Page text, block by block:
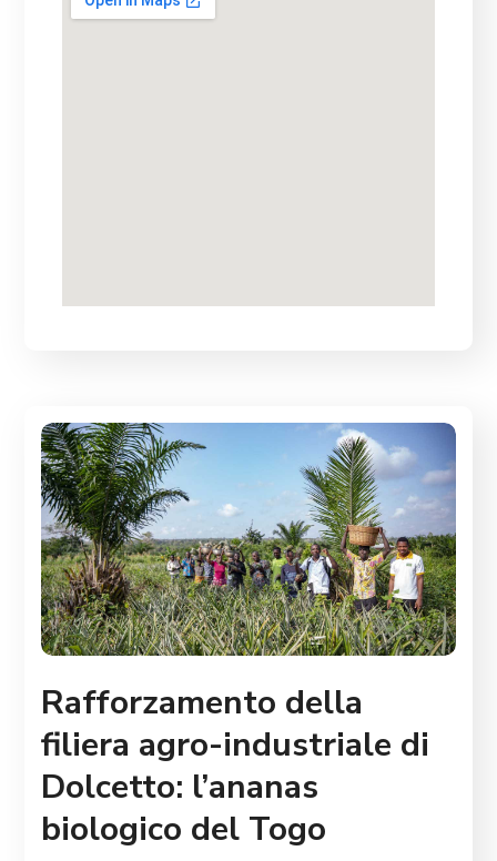
Rafforzamento della
filiera agro-industriale di
Dolcetto: l’ananas
biologico del Togo